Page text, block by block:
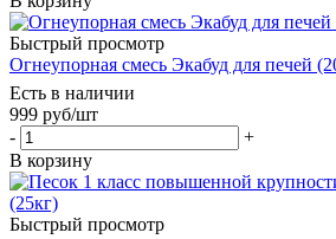
Быстрый просмотр
Огнеупорная смесь Экабуд для печей
Есть в наличии
999 руб/шт
-
+
В корзину
Быстрый просмотр